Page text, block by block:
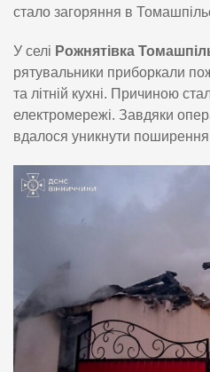
стало загоряння в
У селі Рожнятівка
рятувальники приборкали
та літній кухні. Причиною
електромережі. Завдяки
вдалося уникнути поширення